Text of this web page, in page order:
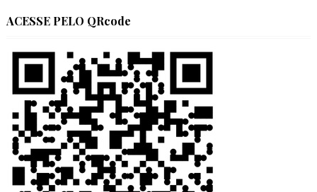
ACESSE PELO QRcode